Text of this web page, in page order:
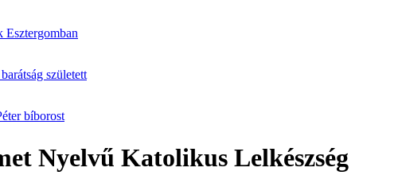
Esztergomban
született
bíborost
Nyelvű Katolikus Lelkészség